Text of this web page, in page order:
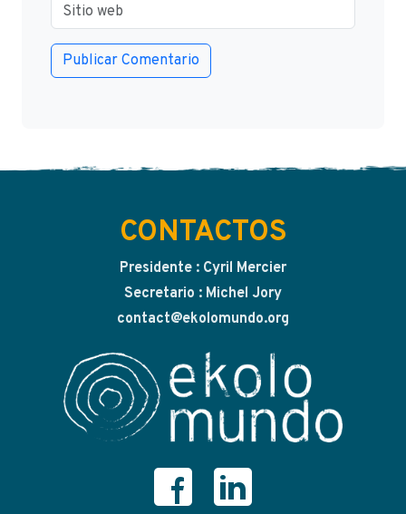
CONTACTOS
Presidente : Cyril Mercier
Secretario : Michel Jory
contact@ekolomundo.org